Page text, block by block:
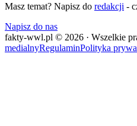
Masz temat? Napisz do redakcji -
Napisz do nas
fakty-wwl.pl © 2026 · Wszelkie
medialnyRegulaminPolityka